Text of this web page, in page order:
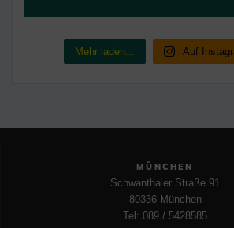
Mehr laden... Auf
MÜNCHEN
Schwanthaler Straße 91
80336 München
Tel: 089 / 5428585